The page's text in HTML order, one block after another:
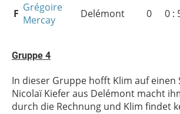
F Grégoire
Mercay
Delémont 0 0 :
Gruppe 4
In dieser Gruppe hofft Klim auf einen
Nicolaï Kiefer aus Delémont macht
durch die Rechnung und Klim findet